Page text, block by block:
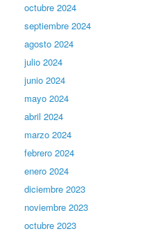
octubre 2024
septiembre 2024
agosto 2024
julio 2024
junio 2024
mayo 2024
abril 2024
marzo 2024
febrero 2024
enero 2024
diciembre 2023
noviembre 2023
octubre 2023